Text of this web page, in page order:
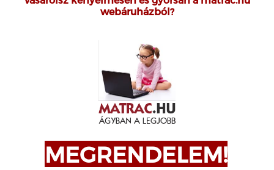
webáruházból?
MEGRENDELEM!